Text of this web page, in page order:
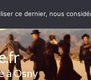
à Osny
ce dernier, nous